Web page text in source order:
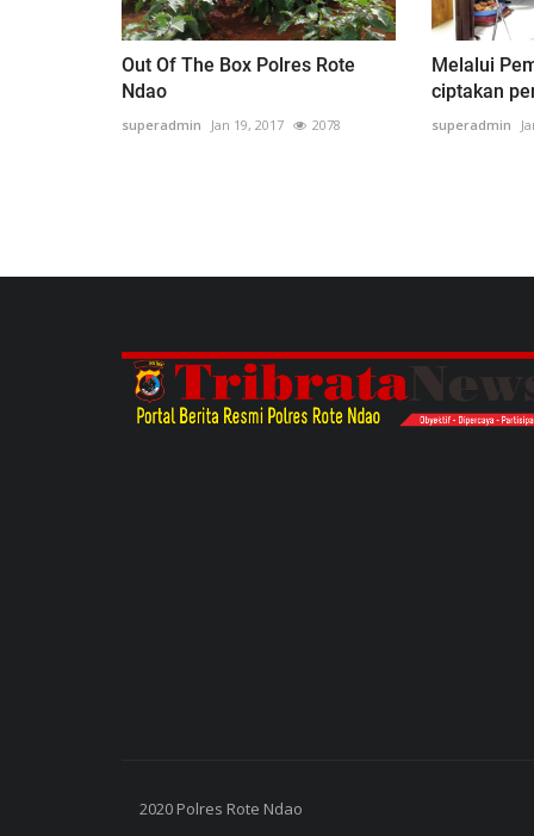
Out Of The Box Polres Rote
Ndao
superadmin Jan 19, 2017 2078
Melalui
ciptakan
superadmin
2020 Polres Rote Ndao